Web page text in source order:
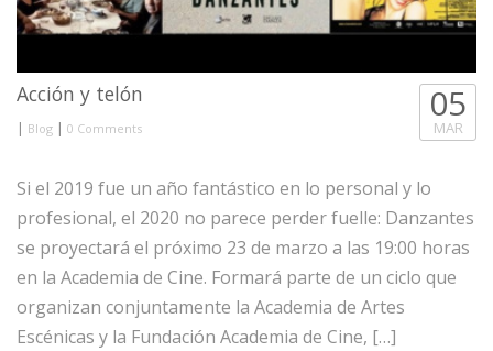
Acción y telón
| Blog | 0 Comments
05
MAR
Si el 2019 fue un año fantástico en lo personal y lo
profesional, el 2020 no parece perder fuelle: Danzantes
se proyectará el próximo 23 de marzo a las 19:00 horas
en la Academia de Cine. Formará parte de un ciclo que
organizan conjuntamente la Academia de Artes
Escénicas y la Fundación Academia de Cine, […]